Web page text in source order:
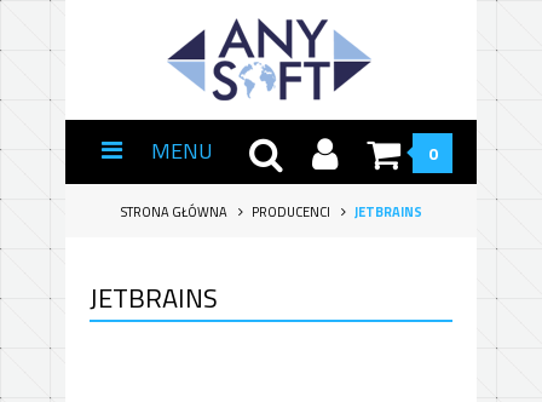
MENU 0
STRONA GŁÓWNA PRODUCENCI JETBRAINS
JETBRAINS